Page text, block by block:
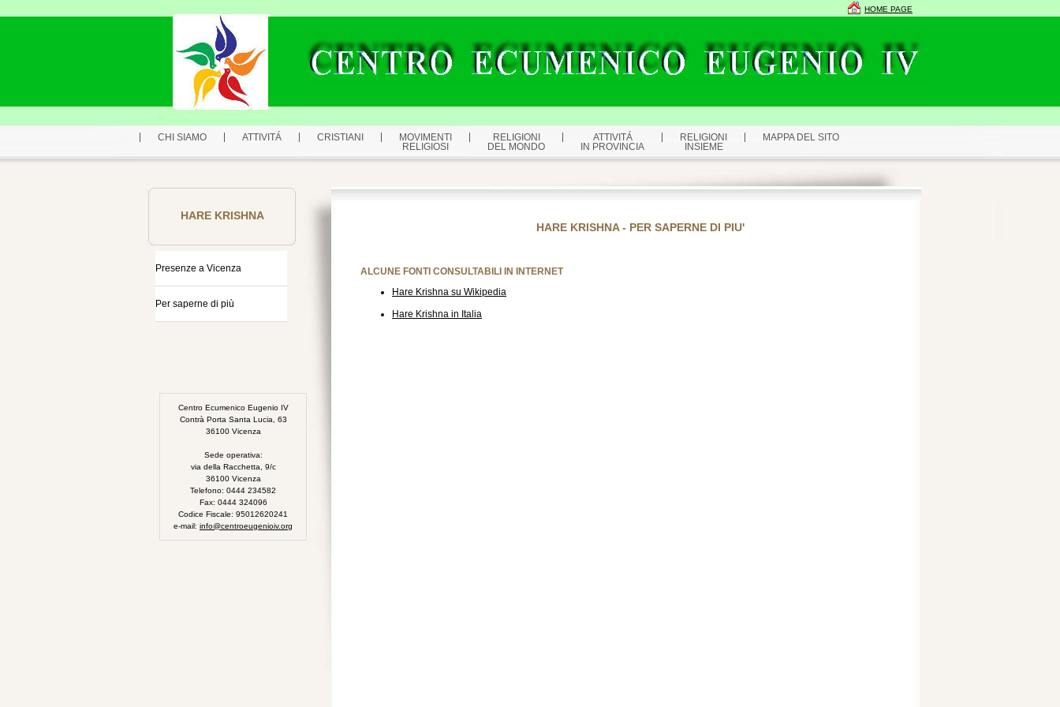
HOME PAGE
CHI SIAMO ATTIVITÁ CRISTIANI
MOVIMENTI
RELIGIOSI
RELIGIONI
DEL MONDO
ATTIVITÁ
IN PROVINCIA
RELIGIONI
INSIEME
MAPPA DEL SITO
HARE KRISHNA
Presenze a Vicenza
Per saperne di più
Centro Ecumenico Eugenio IV
Contrà Porta Santa Lucia, 63
36100 Vicenza
Sede operativa:
via della Racchetta, 9/c
36100 Vicenza
Telefono: 0444 234582
Fax: 0444 324096
Codice Fiscale: 95012620241
e-mail: info@centroeugenioiv.org
HARE KRISHNA - PER SAPERNE DI PIU'
ALCUNE FONTI CONSULTABILI IN INTERNET
Hare Krishna su Wikipedia
Hare Krishna in Italia